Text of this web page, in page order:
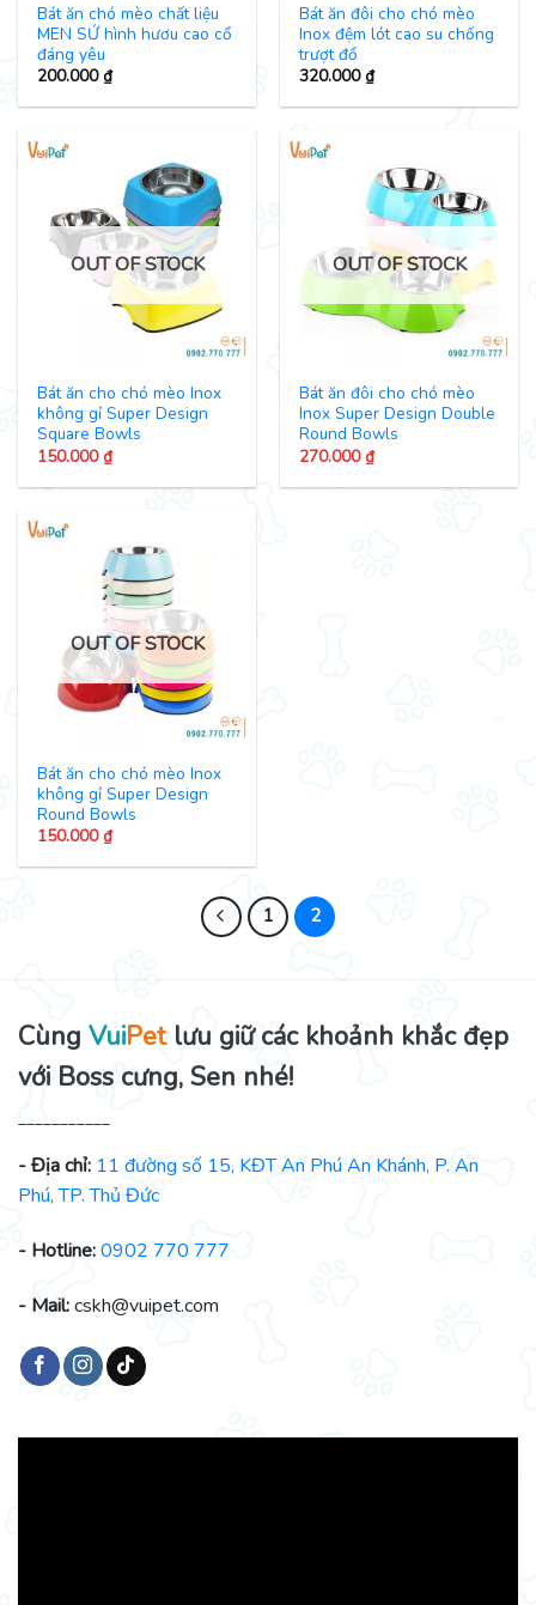
Bát ăn chó mèo chất liệu
MEN SỨ hình hươu cao cổ
đáng yêu
200.000₫
Bát ăn đôi cho chó mèo
Inox đệm lót cao su chống
trượt đổ
320.000₫
OUT OF STOCK
Bát ăn cho chó mèo Inox
không gỉ Super Design
Square Bowls
150.000₫
OUT OF STOCK
Bát ăn đôi cho chó mèo
Inox Super Design Double
Round Bowls
270.000₫
OUT OF STOCK
Bát ăn cho chó mèo Inox
không gỉ Super Design
Round Bowls
150.000₫
1 2
Cùng VuiPetlưu giữ các khoảnh khắc đẹp
với Boss cưng, Sen nhé!
- Địa chỉ: 11 đường số 15, KĐT An Phú An Khánh, P. An
Phú, TP. Thủ Đức
- Hotline:0902 770 777
- Mail:cskh@vuipet.com